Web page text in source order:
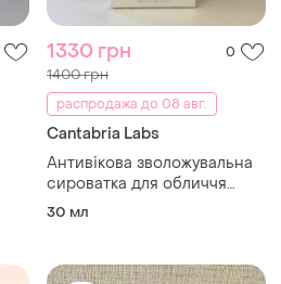
1330 грн 0
1400 грн
распродажа до 08 авг.
Cantabria Labs
Антивікова зволожувальна
сироватка для обличчя
cantabria labs endocare
30 мл